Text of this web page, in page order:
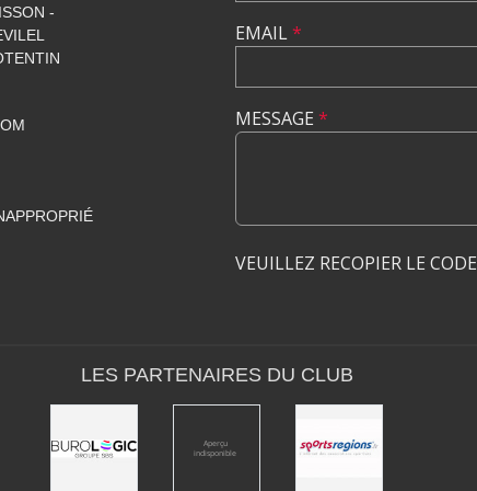
-
EMAIL*
MESSAGE *
VEUILLEZ RECOPIER LE CODE
LES PARTENAIRES DU CLUB